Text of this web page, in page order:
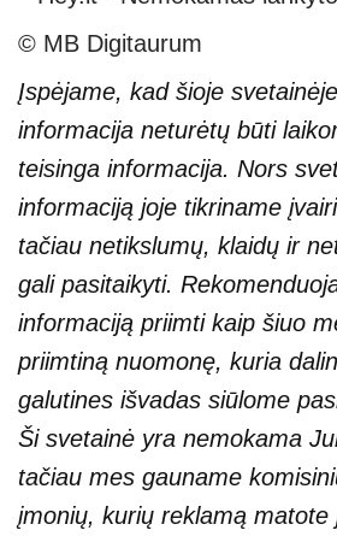
© MB Digitaurum
Įspėjame, kad šioje
informacija neturėtų būti
teisinga informacija. Nors
informaciją joje tikriname
tačiau netikslumų, klaidų ir
gali pasitaikyti.
informaciją priimti kaip šiuo
priimtiną nuomonę, kuria
galutines išvadas siūlome
Ši svetainė yra nemokama
tačiau mes gauname
įmonių, kurių reklamą matote